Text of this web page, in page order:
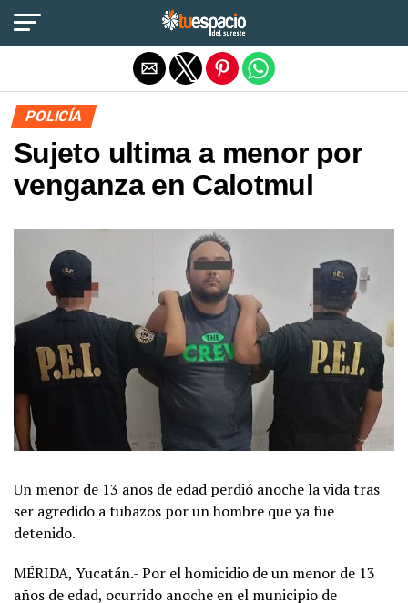
POLICÍA
Sujeto ultima a menor por
venganza en Calotmul
Un menor de 13 años de edad perdió anoche la vida tras
ser agredido a tubazos por un hombre que ya fue
detenido.
MÉRIDA, Yucatán.- Por el homicidio de un menor de 13
años de edad, ocurrido anoche en el municipio de
Salir de la versión móvil